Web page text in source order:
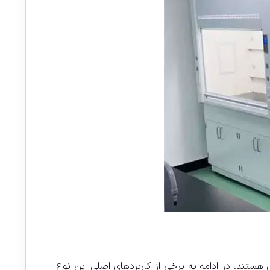
در ادامه به برخی از کاربردهای اصلی این نوع